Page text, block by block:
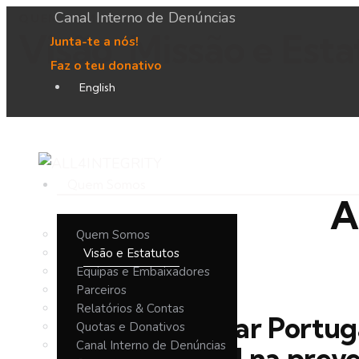
Canal Interno de Denúncias
Junta-te a nós!
Faz o teu donativo
English
Quem Somos
Visão e Estatutos
Equipas e Embaixadores
Parceiros
Relatórios & Contas
Quotas e Donativos
Canal Interno de Denúncias
QUEM SOMOS
Visão, Missão e
Transformar